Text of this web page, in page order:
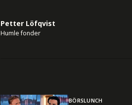
Petter Löfqvist
Humle fonder
BÖRSLUNCH